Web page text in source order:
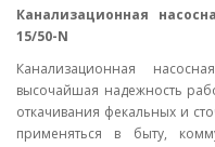
Канализационная
15/50-N
Канализационная
высочайшая надежность
откачивания фекальных и
применяться в быту,